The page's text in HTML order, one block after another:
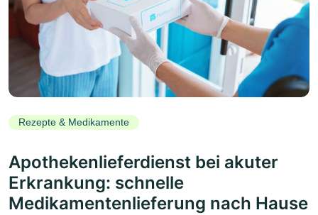
Rezepte & Medikamente
Apothekenlieferdienst bei akuter
Erkrankung: schnelle
Medikamentenlieferung nach Hause